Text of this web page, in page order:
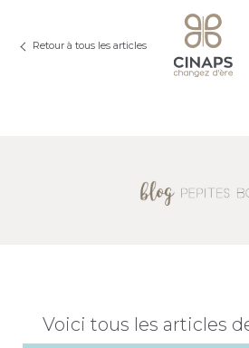
Retour à tous les articles
Voici tous les articles